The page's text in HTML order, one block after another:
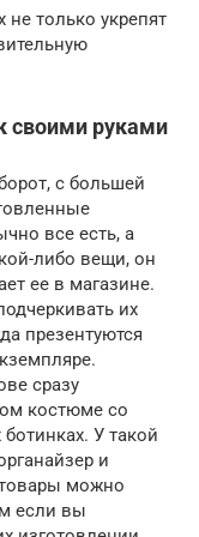
только укрепят
своими руками
с большей
все есть, а
либо вещи, он
ее в магазине.
их
презентуются
сразу
костюме со
У такой
и
можно
если вы